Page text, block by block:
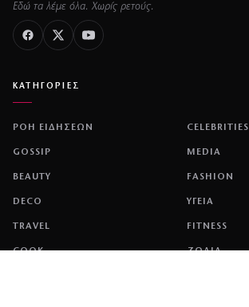
Εδώ τα λέμε όλα. Χωρίς ρετούς.
ΚΑΤΗΓΟΡΙΕΣ
ΡΟΗ ΕΙΔΗΣΕΩΝ CELEBRITIES
GOSSIP MEDIA
BEAUTY FASHION
DECO ΥΓΕΙΑ
TRAVEL FITNESS
COOK ΖΩΔΙΑ